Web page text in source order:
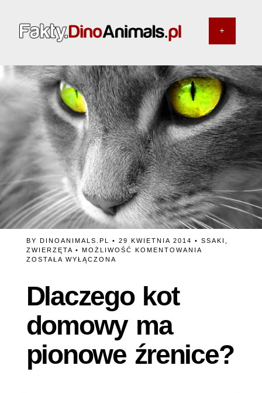
BY DINOANIMALS.PL • 29 KWIETNIA 2014 • SSAKI
ZWIERZĘTA • MOŻLIWOŚĆ KOMENTOWANIADLACZEGO
ZOSTAŁA WYŁĄCZONA
Dlaczego kot
domowy ma
pionowe źrenice?